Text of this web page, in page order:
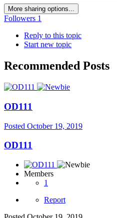
More sharing options...
Followers 1
Reply to this topic
Start new topic
Recommended Posts
OD111
Posted October 19, 2019
OD111
Members
1
Report